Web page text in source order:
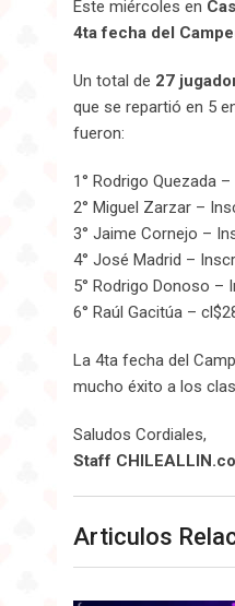
Este miércoles en
4ta fecha del
Un total de 27
que se repartió en 5
fueron:
1° Rodrigo Quezada
2° Miguel Zarzar –
3° Jaime Cornejo –
4° José Madrid –
5° Rodrigo Donoso –
6° Raúl Gacitúa –
La 4ta fecha del
mucho éxito a los
Saludos Cordiales,
Staff
Articulos